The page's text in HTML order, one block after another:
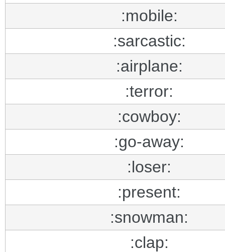
:mobile:
:sarcastic:
:airplane:
:terror:
:cowboy:
:go-away:
:loser:
:present:
:snowman:
:clap: